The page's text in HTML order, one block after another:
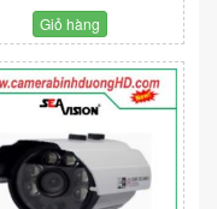
Giỏ hàng